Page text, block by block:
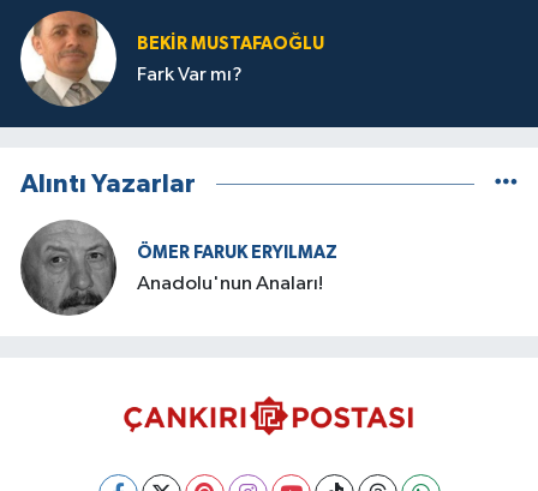
BEKIR MUSTAFAOĞLU
Fark Var mı?
Alıntı Yazarlar
ÖMER FARUK ERYILMAZ
Anadolu'nun Anaları!